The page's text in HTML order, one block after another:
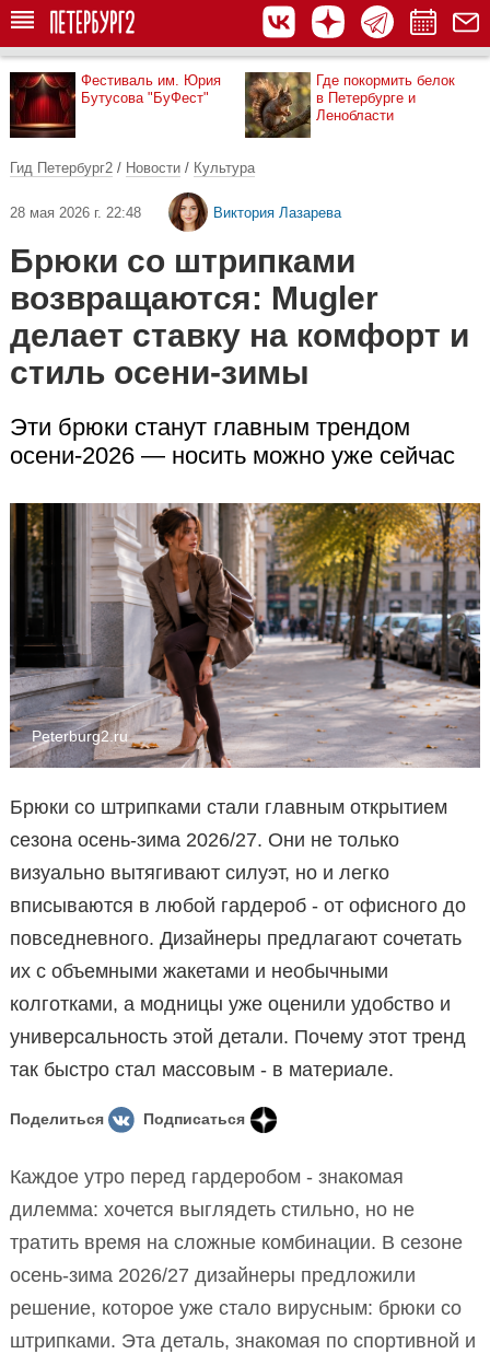
Фестиваль им. Юрия
Бутусова "БуФест"
Где покормить белок
в Петербурге и
Ленобласти
Гид Петербург2 / Новости / Культура
28 мая 2026 г. 22:48 Виктория Лазарева
Брюки со штрипками
возвращаются: Mugler
делает ставку на комфорт и
стиль осени-зимы
Эти брюки станут главным трендом
осени-2026 — носить можно уже сейчас
Peterburg2.ru
Брюки со штрипками стали главным открытием
сезона осень-зима 2026/27. Они не только
визуально вытягивают силуэт, но и легко
вписываются в любой гардероб - от офисного до
повседневного. Дизайнеры предлагают сочетать
их с объемными жакетами и необычными
колготками, а модницы уже оценили удобство и
универсальность этой детали. Почему этот тренд
так быстро стал массовым - в материале.
Поделиться Подписаться
Каждое утро перед гардеробом - знакомая
дилемма: хочется выглядеть стильно, но не
тратить время на сложные комбинации. В сезоне
осень-зима 2026/27 дизайнеры предложили
решение, которое уже стало вирусным: брюки со
штрипками. Эта деталь, знакомая по спортивной и